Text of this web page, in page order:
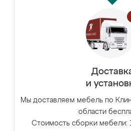
и
Мы доставляем мебель по
области
Стоимость сборки мебели: